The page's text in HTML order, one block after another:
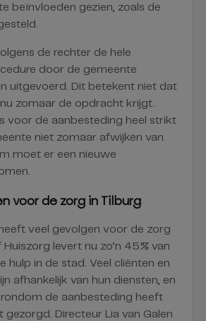
beïnvloeden gezien, zoals de
de rechter de hele
door de gemeente
uitgevoerd. Dit betekent niet dat
zomaar de opdracht krijgt.
voor de aanbesteding heel strikt
niet zomaar afwijken van
moet er een nieuwe
voor de zorg in Tilburg
veel gevolgen voor de zorg
levert nu zo’n 45% van
hulp in de stad. Veel cliënten en
afhankelijk van hun diensten, en
de aanbesteding heeft
Directeur Lia van Galen